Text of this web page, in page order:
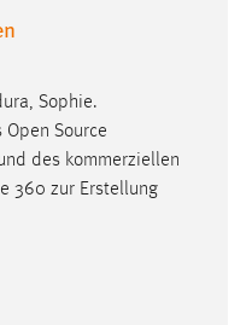
Sophie.
Source
des kommerziellen
360 zur Erstellung
mibew_locale, mibew-